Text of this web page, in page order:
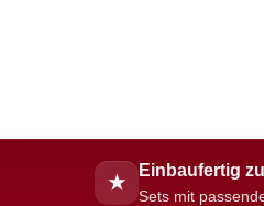
★
Einbaufertig
Sets mit